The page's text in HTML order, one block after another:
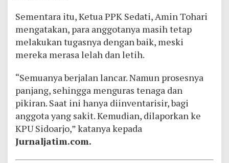
Sementara itu, Ketua PPK Sedati, Amin Tohari
mengatakan, para anggotanya masih tetap
melakukan tugasnya dengan baik, meski
mereka merasa lelah dan letih.
“Semuanya berjalan lancar. Namun prosesnya
panjang, sehingga menguras tenaga dan
pikiran. Saat ini hanya diinventarisir, bagi
anggota yang sakit. Kemudian, dilaporkan ke
KPU Sidoarjo,” katanya kepada
Jurnaljatim.com.